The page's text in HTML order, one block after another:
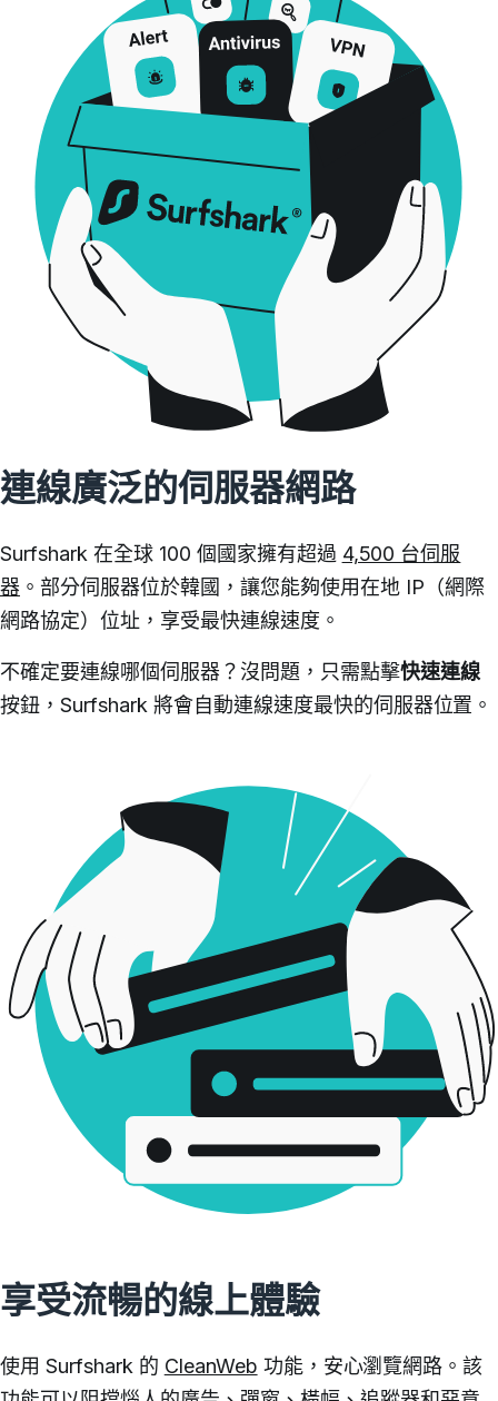
連線廣泛的伺服器網路
Surfshark 在全球 100 個國家擁有超過 4,500 台伺服
器 。 部分伺服器位於韓國，讓您能夠使用在地 IP（網際
網路協定）位址，享受最快連線速度。
不確定要連線哪個伺服器？沒問題，只需點擊快速連線
按鈕，Surfshark 將會自動連線速度最快的伺服器位置。
享受流暢的線上體驗
使用 Surfshark 的 CleanWeb 功能，安心瀏覽網路。該